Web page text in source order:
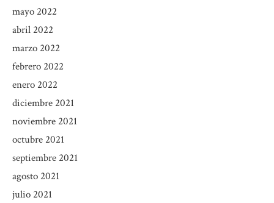
mayo 2022
abril 2022
marzo 2022
febrero 2022
enero 2022
diciembre 2021
noviembre 2021
octubre 2021
septiembre 2021
agosto 2021
julio 2021